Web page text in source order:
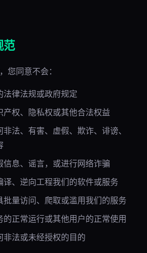
范
您同意不会：
法律法规或政府规定
产权、隐私权或其他合法权益
法、有害、虚假、欺诈、诽谤、
信息、谣言，或进行网络诈骗
译、逆向工程我们的软件或服务
批量访问、爬取或滥用我们的服务
的正常运行或其他用户的正常使用
非法或未经授权的目的